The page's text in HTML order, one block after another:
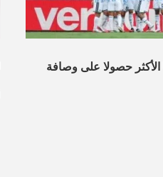
الأكثر حصولا على وصافة